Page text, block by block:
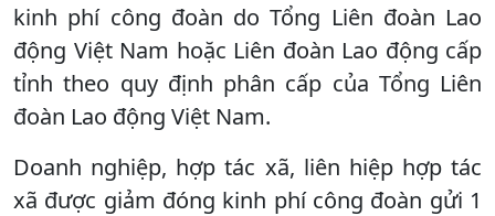
kinh phí công đoàn do Tổng Liên đoàn Lao
động Việt Nam hoặc Liên đoàn Lao động cấp
tỉnh theo quy định phân cấp của Tổng Liên
đoàn Lao động Việt Nam.
Doanh nghiệp, hợp tác xã, liên hiệp hợp tác
xã được giảm đóng kinh phí công đoàn gửi 1